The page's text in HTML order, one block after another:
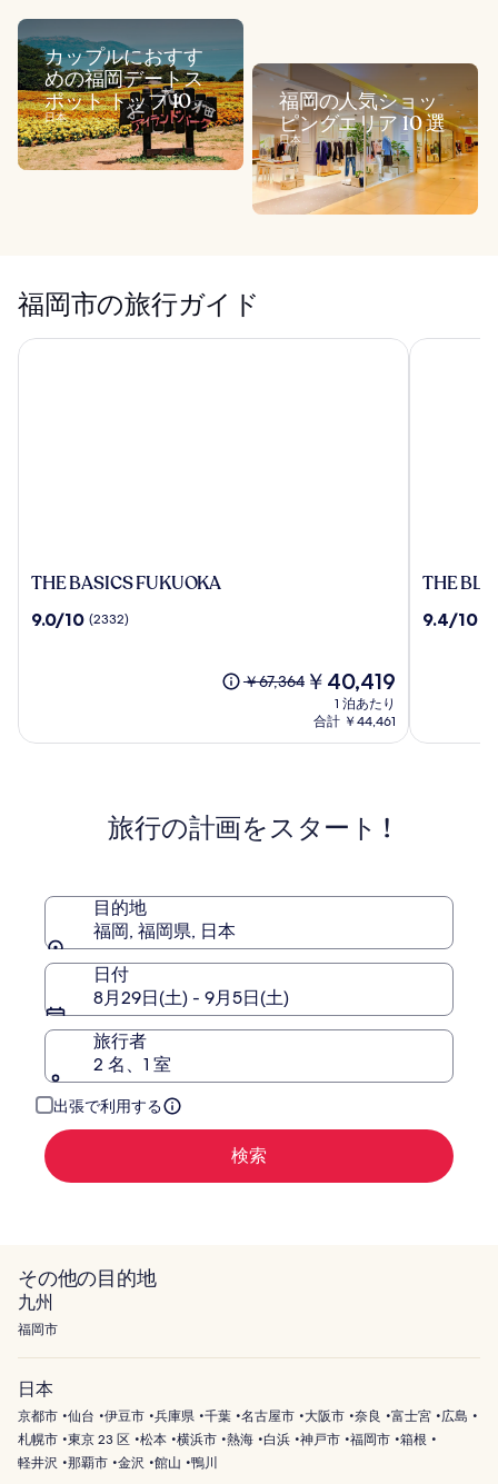
カップルにおすす
めの福岡デートス
ポット トップ 10
日本
福岡の人気ショッ
ピングエリア 10 選
日本
福岡市の旅行ガイド
THE
FUKUOKA
THE BASICS FUKUOKA
10
9.0/10 (2332)
以
料
通
常
に
て
詳
細
示。
￥67,364現
の
￥40,419
1 泊あたり
合計 ￥44,461
THE BASICS FUKUOKA
THE
HAKATA
THE
10
9.4/10
THE
旅行の計画をスタート !
目的地
福岡, 福岡県, 日本
日付
8月29日(土) - 9月5日(土)
旅行者
2 名、1 室
出張で利用する
検索
その他の目的地
九州
福岡市
日本
京都市 仙台 伊豆市 兵庫県 千葉 名古屋市 大阪市 奈良 富士宮
広島
札幌市 東京 23 区 松本 横浜市 熱海 白浜 神戸市 福岡市 箱根
軽井沢
那覇市 金沢 館山
鴨川